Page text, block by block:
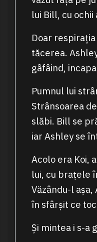
lui Bill, cu ochii
Doar
tăcerea.
gâfâind,
Pumnul lui
Strânsoarea
slăbi. Bill se
iar Ashley se
Acolo era Koi,
lui, cu brațele
Văzându-l așa,
în sfârșit ce
Și mintea i s-a